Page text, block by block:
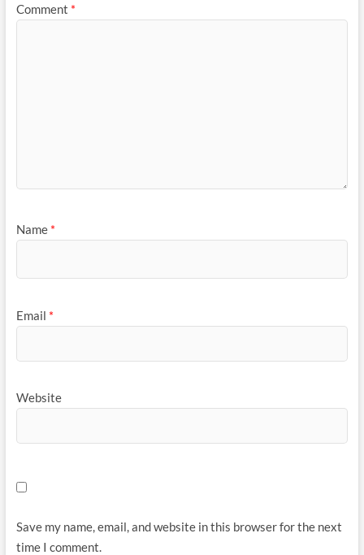
Comment *
Name *
Email *
Website
Save my name, email, and website in this browser for the next
time I comment.